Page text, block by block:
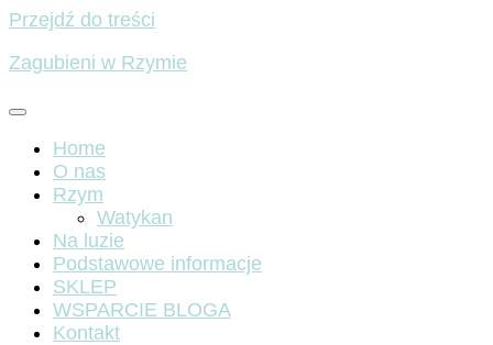
Przejdź do treści
Zagubieni w Rzymie
Home
O nas
Rzym
Watykan
Na luzie
Podstawowe informacje
SKLEP
WSPARCIE BLOGA
Kontakt